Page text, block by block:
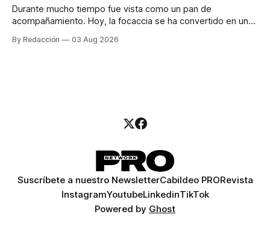
Durante mucho tiempo fue vista como un pan de
acompañamiento. Hoy, la focaccia se ha convertido en uno
artesanal, ingredientes de calidad y experiencias que
By Redacción 03 Aug 2026
Suscríbete a nuestro NewsletterCabildeo PRORevista
InstagramYoutubeLinkedinTikTok
Powered by Ghost